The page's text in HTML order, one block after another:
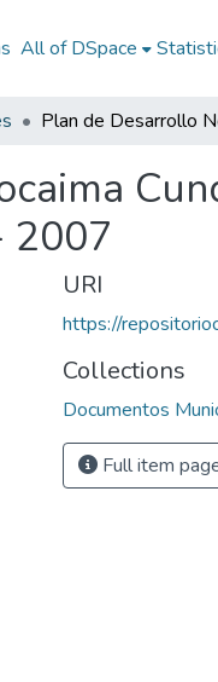
All of DSpace
2007
URI
https://
Collections
Documentos
Full item